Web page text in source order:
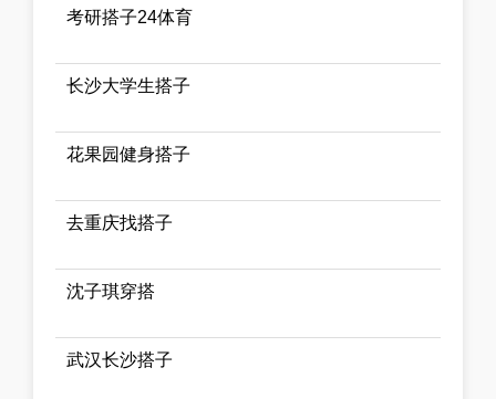
考研搭子24体育
长沙大学生搭子
花果园健身搭子
去重庆找搭子
沈子琪穿搭
武汉长沙搭子